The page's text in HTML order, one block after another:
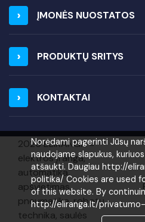
Norėdami pagerinti Jūsų
naudojame slapukus,
atšaukti. Daugiau http://
politika/ Cookies are used
of this website. By
http://eliranga.lt/
ĮMONĖS NUOSTATOS
PRODUKTŲ SRITYS
KONTAKTAI
2026 ELIRANGA =
elektros įranga,
automatika,
apšvietimas,
pneumatika, robotų
technika, saulės